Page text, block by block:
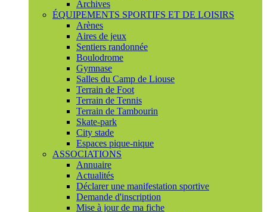
Archives
ÉQUIPEMENTS SPORTIFS ET DE LOISIRS
Arènes
Aires de jeux
Sentiers randonnée
Boulodrome
Gymnase
Salles du Camp de Liouse
Terrain de Foot
Terrain de Tennis
Terrain de Tambourin
Skate-park
City stade
Espaces pique-nique
ASSOCIATIONS
Annuaire
Actualités
Déclarer une manifestation sportive
Demande d'inscription
Mise à jour de ma fiche